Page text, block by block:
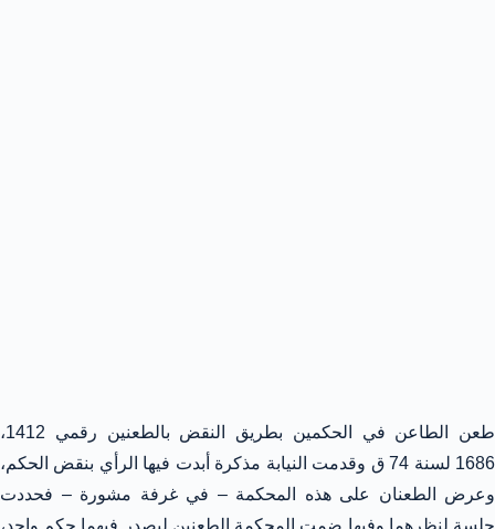
طعن الطاعن في الحكمين بطريق النقض بالطعنين رقمي 1412،
1686 لسنة 74 ق وقدمت النيابة مذكرة أبدت فيها الرأي بنقض الحكم،
وعرض الطعنان على هذه المحكمة – في غرفة مشورة – فحددت
جلسة لنظرهما وفيها ضمت المحكمة الطعنين ليصدر فيهما حكم واحد،